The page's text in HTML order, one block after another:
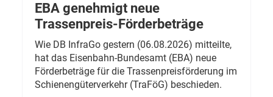
EBA genehmigt neue
Trassenpreis-Förderbeträge
Wie DB InfraGo gestern (06.08.2026) mitteilte,
hat das Eisenbahn-Bundesamt (EBA) neue
Förderbeträge für die Trassenpreisförderung im
Schienengüterverkehr (TraFöG) beschieden.